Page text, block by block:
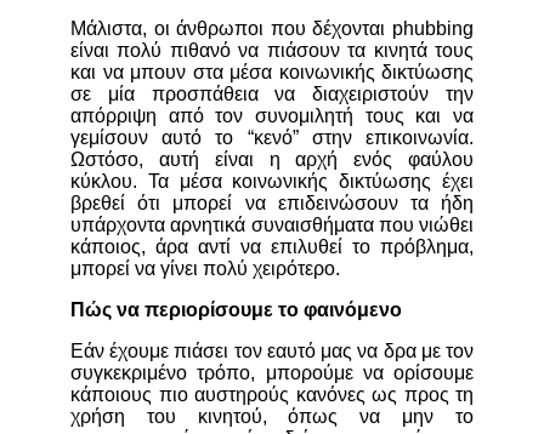
Μάλιστα, οι άνθρωποι που δέχονται phubbing
είναι πολύ πιθανό να πιάσουν τα κινητά τους
και να μπουν στα μέσα κοινωνικής δικτύωσης
σε μία προσπάθεια να διαχειριστούν την
απόρριψη από τον συνομιλητή τους και να
γεμίσουν αυτό το “κενό” στην επικοινωνία.
Ωστόσο, αυτή είναι η αρχή ενός φαύλου
κύκλου. Τα μέσα κοινωνικής δικτύωσης έχει
βρεθεί ότι μπορεί να επιδεινώσουν τα ήδη
υπάρχοντα αρνητικά συναισθήματα που νιώθει
κάποιος, άρα αντί να επιλυθεί το πρόβλημα,
μπορεί να γίνει πολύ χειρότερο.
Πώς να περιορίσουμε το φαινόμενο
Εάν έχουμε πιάσει τον εαυτό μας να δρα με τον
συγκεκριμένο τρόπο, μπορούμε να ορίσουμε
κάποιους πιο αυστηρούς κανόνες ως προς τη
χρήση του κινητού, όπως να μην το